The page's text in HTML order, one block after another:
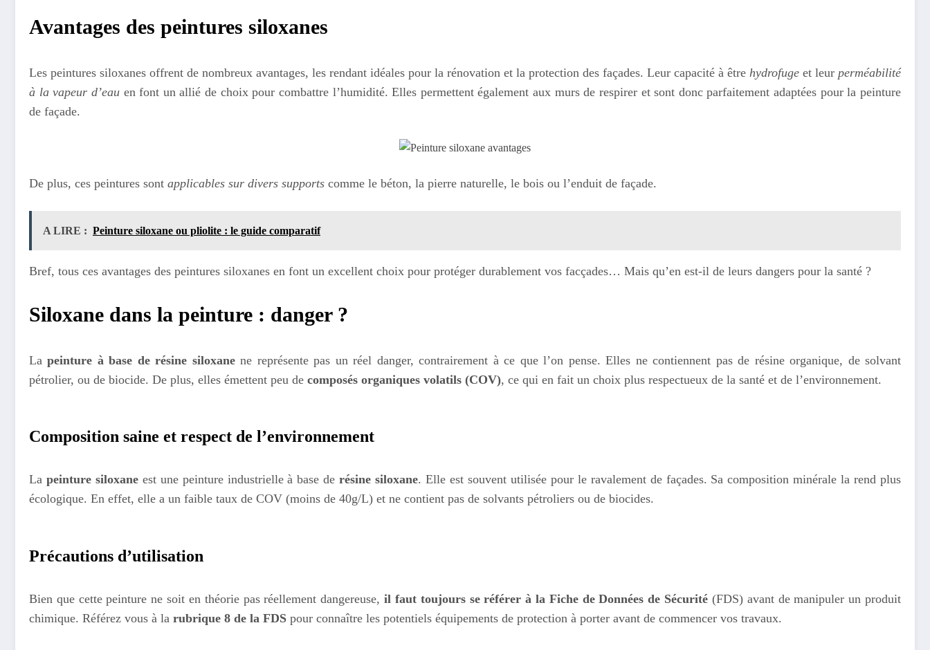
Avantages des peintures siloxanes
Les peintures siloxanes offrent de nombreux avantages, les rendant idéales pour la rénovation et la protection des façades. Leur capacité à être hydrofuge et leur perméabilité
à la vapeur d’eauen font un allié de choix pour combattre l’humidité. Elles permettent également aux murs de respirer et sont donc parfaitement adaptées pour la peinture
de façade.
De plus, ces peintures sont applicables sur divers supports comme le béton, la pierre naturelle, le bois ou l’enduit de façade.
A LIRE : Peinture siloxane ou pliolite : le guide comparatif
Bref, tous ces avantages des peintures siloxanes en font un excellent choix pour protéger durablement vos facçades… Mais qu’en est-il de leurs dangers pour la santé ?
Siloxane dans la peinture : danger ?
Lapeinture à base de résine siloxanene représente pas un réel danger, contrairement à ce que l’on pense. Elles ne contiennent pas de résine organique, de solvant
pétrolier, ou de biocide. De plus, elles émettent peu de composés organiques volatils (COV), ce qui en fait un choix plus respectueux de la santé et de l’environnement.
Composition saine et respect de l’environnement
La peinture siloxaneest une peinture industrielle à base derésine siloxane. Elle est souvent utilisée pour le ravalement de façades. Sa composition minérale la rend plus
écologique. En effet, elle a un faible taux de COV (moins de 40g/L) et ne contient pas de solvants pétroliers ou de biocides.
Précautions d’utilisation
Bien que cette peinture ne soit en théorie pas réellement dangereuse,il faut toujours se référer à la Fiche de Données de Sécurité (FDS) avant de manipuler un produit
chimique. Référez vous à la rubrique 8 de la FDS pour connaître les potentiels équipements de protection à porter avant de commencer vos travaux.